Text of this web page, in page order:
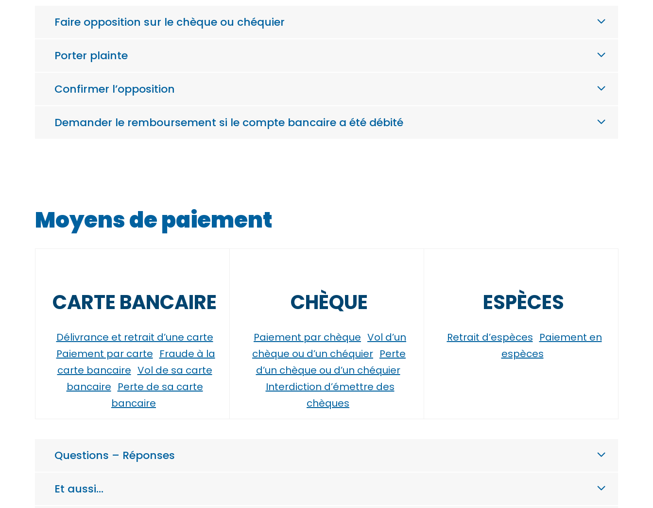
Faire opposition sur le chèque ou chéquier
Porter plainte
Confirmer l’opposition
Demander le remboursement si le compte bancaire a été débité
Moyens de paiement
CARTE BANCAIRE
Délivrance et retrait d’une carte
Paiement par carte Fraude à la
carte bancaire Vol de sa carte
bancaire Perte de sa carte
bancaire
CHÈQUE
Paiement par chèque Vol d’un
chèque ou d’un chéquier Perte
d’un chèque ou d’un chéquier
Interdiction d’émettre des
chèques
ESPÈCES
Retrait d’espèces Paiement en
espèces
Questions – Réponses
Et aussi…